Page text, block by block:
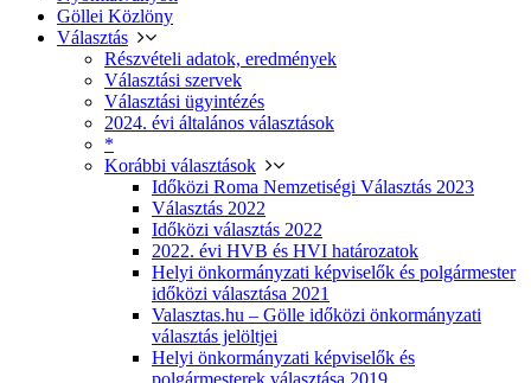
Göllei Közlöny
Választás
Részvételi adatok, eredmények
Választási szervek
Választási ügyintézés
2024. évi általános választások
*
Korábbi választások
Időközi Roma Nemzetiségi Választás 2023
Választás 2022
Időközi választás 2022
2022. évi HVB és HVI határozatok
Helyi önkormányzati képviselők és polgármester
időközi választása 2021
Valasztas.hu – Gölle időközi önkormányzati
választás jelöltjei
Helyi önkormányzati képviselők és
polgármesterek választása 2019